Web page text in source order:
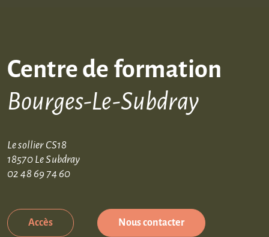
Centre de formation
Bourges-Le-Subdray
Le sollier CS18
18570 Le Subdray
02 48 69 74 60
Accès Nous contacter